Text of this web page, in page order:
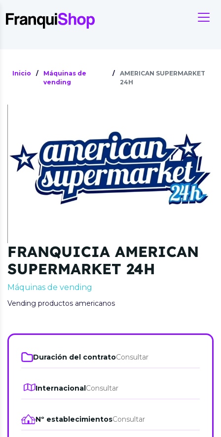
Inicio /
Máquinas de
vending
/
AMERICAN SUPERMARKET
24H
FRANQUICIA AMERICAN
SUPERMARKET 24H
Máquinas de vending
Vending productos americanos
Duración del contratoConsultar
InternacionalConsultar
Nº establecimientosConsultar